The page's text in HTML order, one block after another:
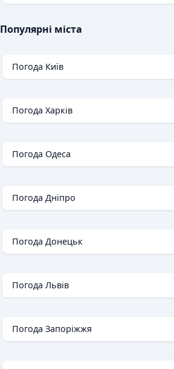
Популярні міста
Погода Київ
Погода Харків
Погода Одеса
Погода Дніпро
Погода Донецьк
Погода Львів
Погода Запоріжжя